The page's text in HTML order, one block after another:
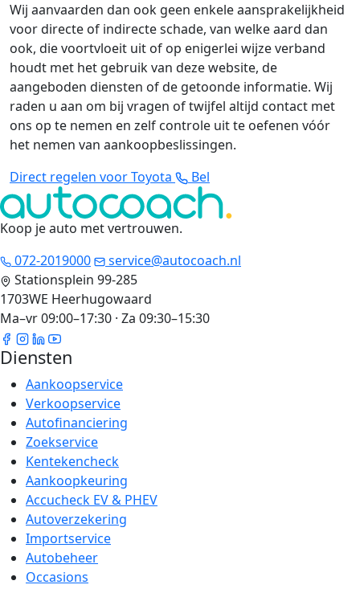
Wij aanvaarden dan ook geen enkele aansprakelijkheid
voor directe of indirecte schade, van welke aard dan
ook, die voortvloeit uit of op enigerlei wijze verband
houdt met het gebruik van deze website, de
aangeboden diensten of de getoonde informatie. Wij
raden u aan om bij vragen of twijfel altijd contact met
ons op te nemen en zelf controle uit te oefenen vóór
het nemen van aankoopbeslissingen.
Direct regelen voor Toyota
Bel
Koop je auto met vertrouwen.
072-2019000
service@autocoach.nl
Stationsplein 99-285
1703WE Heerhugowaard
Ma–vr 09:00–17:30 · Za 09:30–15:30
Diensten
Aankoopservice
Verkoopservice
Autofinanciering
Zoekservice
Kentekencheck
Aankoopkeuring
Accucheck EV & PHEV
Autoverzekering
Importservice
Autobeheer
Occasions